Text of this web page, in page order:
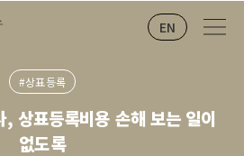
EN
#상표등록
, 상표등록비용 손해 보는 일이
없도록